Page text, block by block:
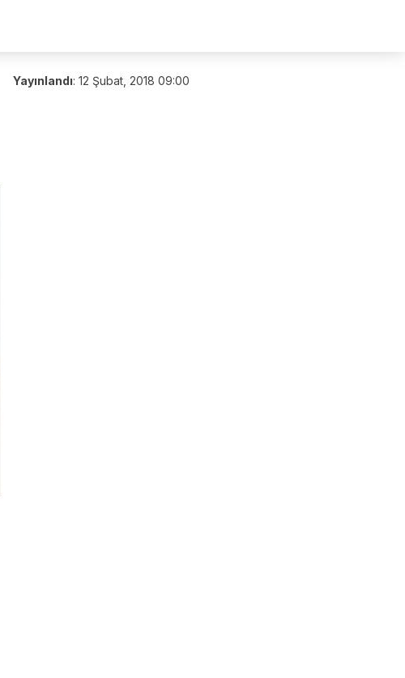
Yayınlandı: 12 Şubat, 2018 09:00